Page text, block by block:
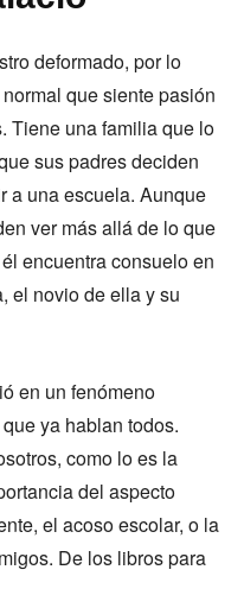
deformado, por lo
que siente pasión
Tiene una familia que lo
sus padres deciden
a una escuela. Aunque
ver más allá de lo que
encuentra consuelo en
el novio de ella y su
en un fenómeno
ya hablan todos.
como lo es la
del aspecto
el acoso escolar, o la
De los libros para